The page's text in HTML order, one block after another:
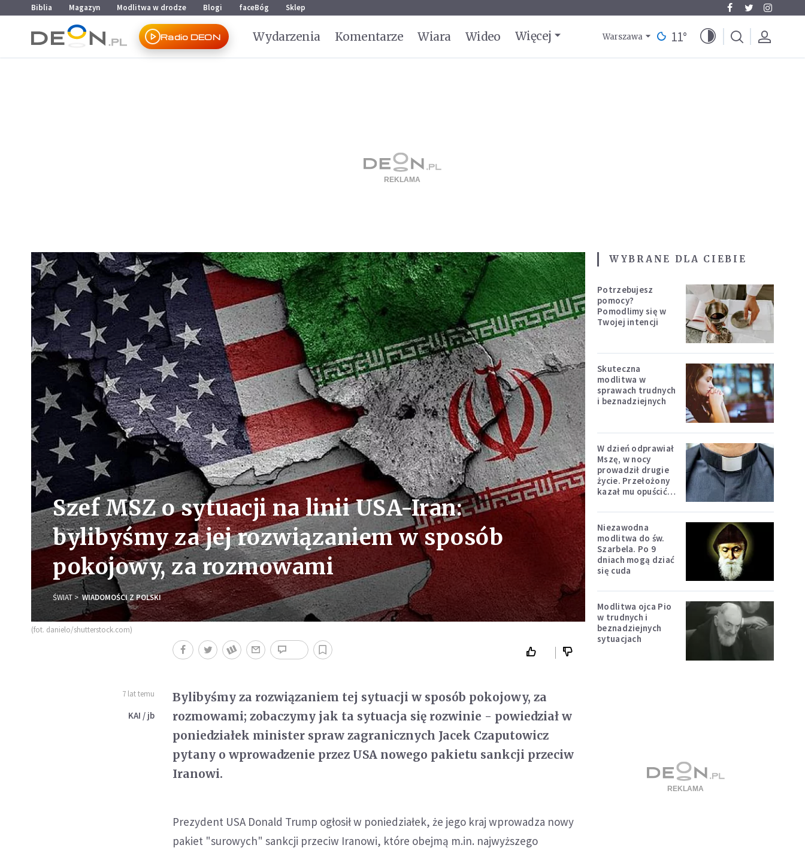
Przejdź do menu głównego
Przejdź do treści
Biblia Magazyn Modlitwa w drodze Blogi faceBóg Sklep
Radio DEON Wydarzenia Komentarze Wiara Wideo Więcej Warszawa 11°
Szef MSZ o sytuacji na linii USA-Iran:
bylibyśmy za jej rozwiązaniem w sposób
pokojowy, za rozmowami
ŚWIAT WIADOMOŚCI Z POLSKI
(fot. danielo/shutterstock.com)
7 lat temu
KAI / jb
Bylibyśmy za rozwiązaniem tej sytuacji w sposób pokojowy, za
rozmowami; zobaczymy jak ta sytuacja się rozwinie - powiedział w
poniedziałek minister spraw zagranicznych Jacek Czaputowicz
pytany o wprowadzenie przez USA nowego pakietu sankcji przeciw
Iranowi.
Prezydent USA Donald Trump ogłosił w poniedziałek, że jego kraj wprowadza nowy
pakiet "surowych" sankcji przeciw Iranowi, które obejmą m.in. najwyższego
WYBRANE DLA CIEBIE
Potrzebujesz
pomocy?
Pomodlimy się w
Twojej intencji
Skuteczna
modlitwa w
sprawach trudnych
i beznadziejnych
W dzień odprawiał
Mszę, w nocy
prowadził drugie
życie. Przełożony
kazał mu opuścić
Niezawodna
modlitwa do św.
Szarbela. Po 9
dniach mogą dziać
się cuda
Modlitwa ojca Pio
w trudnych i
beznadziejnych
sytuacjach